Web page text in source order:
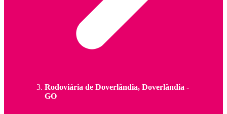
Rodoviária de Doverlândia, Doverlândia -
GO